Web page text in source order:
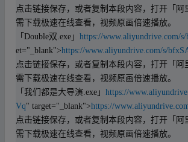
点击链接保存，或者复制本段内容，打开「 阿
需下载极速在线查看，视频原画倍速播放。
「Double双.exe」 https://www.aliyundrive.com/
et="_blank">https://www.aliyundrive.com/s/
点击链接保存，或者复制本段内容，打开「 阿
需下载极速在线查看，视频原画倍速播放。
「我们都是大导演.exe」 https://
Vq" target="_blank">https://
点击链接保存，或者复制本段内容，打开「 阿
需下载极速在线查看，视频原画倍速播放。